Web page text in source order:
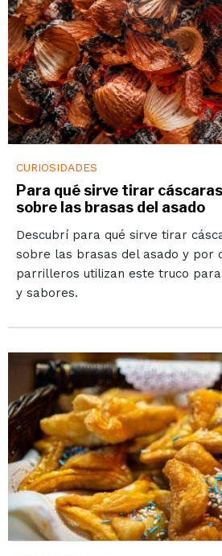
CURIOSIDADES
Para qué sirve tirar
sobre las brasas del asado
Descubrí para qué sirve tirar
sobre las brasas del asado y por
parrilleros utilizan este truco
y sabores.